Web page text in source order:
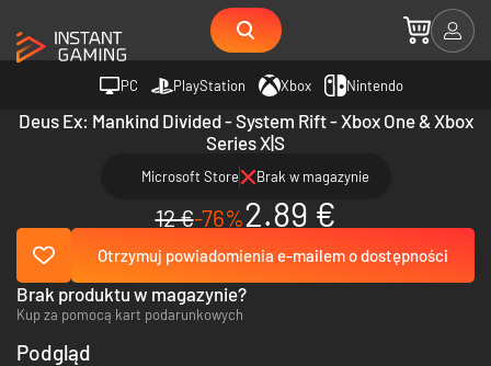
PC PlayStation Xbox Nintendo
Deus Ex: Mankind Divided - System Rift - Xbox One & Xbox
Series X|S
Microsoft Store Brak w magazynie
12 €-76%2.89 €
Otrzymuj powiadomienia e-mailem o dostępności
Brak produktu w magazynie?
Kup za pomocą kart podarunkowych
Podgląd